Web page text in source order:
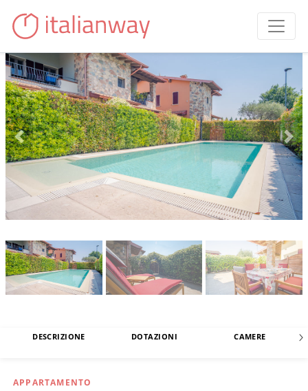
DESCRIZIONE DOTAZIONI CAMERE
APPARTAMENTO